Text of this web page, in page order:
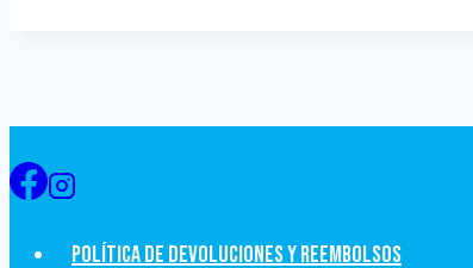
Política de devoluciones y Reembolsos